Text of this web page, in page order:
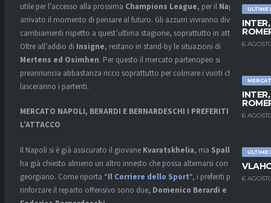
ULTIME
6
6
ULTIME
6
utile per l’accesso alla prossima Champions League, per il Napoliè
arrivato il momento di pensare al futuro. Gli azzurri vivranno diversi
cambiamenti rispetto a quest’ultima stagione, soprattutto in attacco.
Oltre all’addio di Insigne, restano in stand-by le situazioni di
Mertens ed Osimhen. Per questo il mercato partenopeo si
preannuncia abbastanza ricco soprattutto per colmare i vuoti che
lasceranno i partenti.
MERCATO NAPOLI, BERARDI E BERNARDESCHI I PREFERITI PER
L’ATTACCO
Il Napoli si è già assicurato il giovane Kvaratskhelia, ma Spalletti
ha già chiesto almeno un altro innesto che possa alternarsi con il
georgiano. Come riporta “Il Corriere dello Sport“, i preferiti per
rinforzare il reparto offensivo sono due, Domenico Berardi e